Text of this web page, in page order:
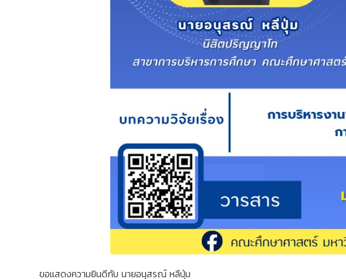
ขอแสดงความยินดีกับ นายอนุสรณ์ หลีปุ่ม